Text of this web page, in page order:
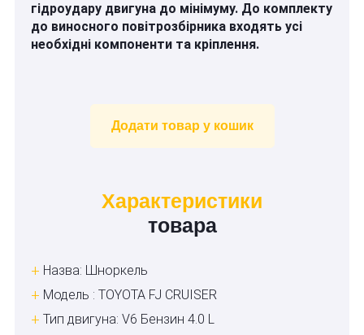
гідроудару двигуна до мінімуму. До комплекту
до виносного повітрозбірника входять усі
необхідні компоненти та кріплення.
Додати товар у кошик
Характеристики
товара
Назва: Шноркель
Модель : TOYOTA FJ CRUISER
Тип двигуна: V6 Бензин 4.0 L